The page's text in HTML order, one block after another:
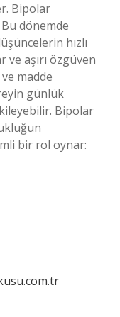
Bipolar
dönemde
hızlı
ve aşırı özgüven
madde
günlük
Bipolar
bir rol oynar: